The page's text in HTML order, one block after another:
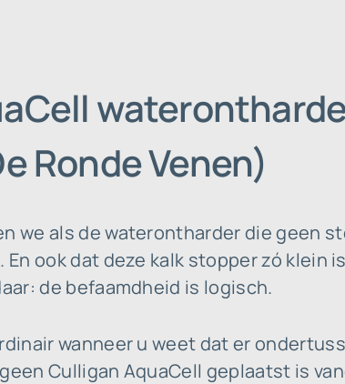
Ronde Venen)
we als de waterontharder die geen
ook dat deze kalk stopper zó klein
de befaamdheid is logisch.
wanneer u weet dat er
Culligan AquaCell geplaatst is